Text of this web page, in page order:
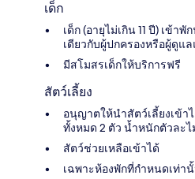
เด็ก
เด็ก (อายุไม่เกิน 11 ปี) เข้า
เดียวกับผู้ปกครองหรือผู้ดูแ
มีสโมสรเด็กให้บริการฟรี
สัตว์เลี้ยง
อนุญาตให้นำสัตว์เลี้ยงเข้า
ทั้งหมด 2 ตัว น้ำหนักตัวละไ
สัตว์ช่วยเหลือเข้าได้
เฉพาะห้องพักที่กำหนดเท่า